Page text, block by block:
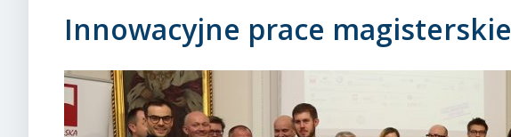
Innowacyjne prace magisterskie